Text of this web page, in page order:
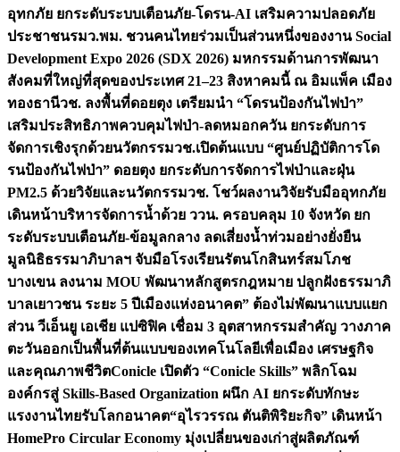
อุทกภัย ยกระดับระบบเตือนภัย-โดรน-AI เสริมความปลอดภัย
ประชาชนรมว.พม. ชวนคนไทยร่วมเป็นส่วนหนึ่งของงาน Social
Development Expo 2026 (SDX 2026) มหกรรมด้านการพัฒนา
สังคมที่ใหญ่ที่สุดของประเทศ 21–23 สิงหาคมนี้ ณ อิมแพ็ค เมือง
ทองธานีวช. ลงพื้นที่ดอยตุง เตรียมนำ “โดรนป้องกันไฟป่า”
เสริมประสิทธิภาพควบคุมไฟป่า-ลดหมอกควัน ยกระดับการ
จัดการเชิงรุกด้วยนวัตกรรมวช.เปิดต้นแบบ “ศูนย์ปฏิบัติการโด
รนป้องกันไฟป่า” ดอยตุง ยกระดับการจัดการไฟป่าและฝุ่น
PM2.5 ด้วยวิจัยและนวัตกรรมวช. โชว์ผลงานวิจัยรับมืออุทกภัย
เดินหน้าบริหารจัดการน้ำด้วย ววน. ครอบคลุม 10 จังหวัด ยก
ระดับระบบเตือนภัย-ข้อมูลกลาง ลดเสี่ยงน้ำท่วมอย่างยั่งยืน
มูลนิธิธรรมาภิบาลฯ จับมือโรงเรียนรัตนโกสินทร์สมโภช
บางเขน ลงนาม MOU พัฒนาหลักสูตรกฎหมาย ปลูกฝังธรรมาภิ
บาลเยาวชน ระยะ 5 ปีเมืองแห่งอนาคต” ต้องไม่พัฒนาแบบแยก
ส่วน วีเอ็นยู เอเชีย แปซิฟิค เชื่อม 3 อุตสาหกรรมสำคัญ วางภาค
ตะวันออกเป็นพื้นที่ต้นแบบของเทคโนโลยีเพื่อเมือง เศรษฐกิจ
และคุณภาพชีวิตConicle เปิดตัว “Conicle Skills” พลิกโฉม
องค์กรสู่ Skills-Based Organization ผนึก AI ยกระดับทักษะ
แรงงานไทยรับโลกอนาคต“อุไรวรรณ ตันติพิริยะกิจ” เดินหน้า
HomePro Circular Economy มุ่งเปลี่ยนของเก่าสู่ผลิตภัณฑ์